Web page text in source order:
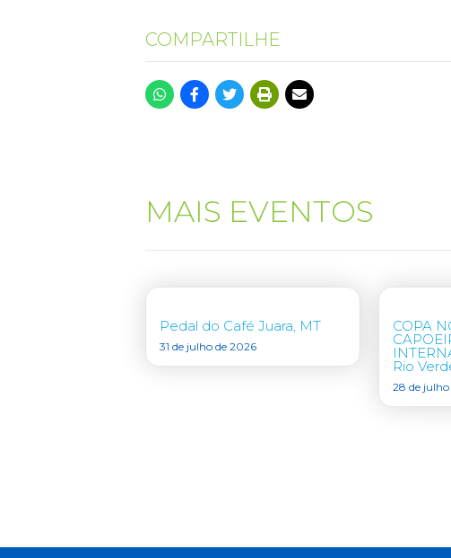
COMPARTILHE
MAIS EVENTOS
Pedal do Café Juara, MT
31 de julho de 2026
COPA
Rio
28 de